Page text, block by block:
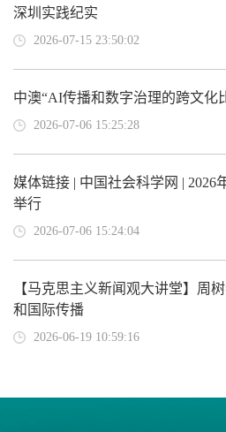
深圳实践纪实
2026-07-15 23:50:02
中澳“AI传播和数字治理的跨文化
2026-07-06 15:25:28
媒体链接 | 中国社会科学网 | 2026
举行
2026-07-06 15:24:04
【马克思主义新闻观大讲堂】周
和国际传播
2026-06-19 10:59:16